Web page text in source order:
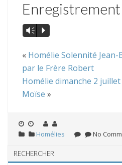
Vm P
« Homélie Solennité
par le Frère Robert
Homélie dimanche 2
Moïse »
Homélies No
RECHERCHER